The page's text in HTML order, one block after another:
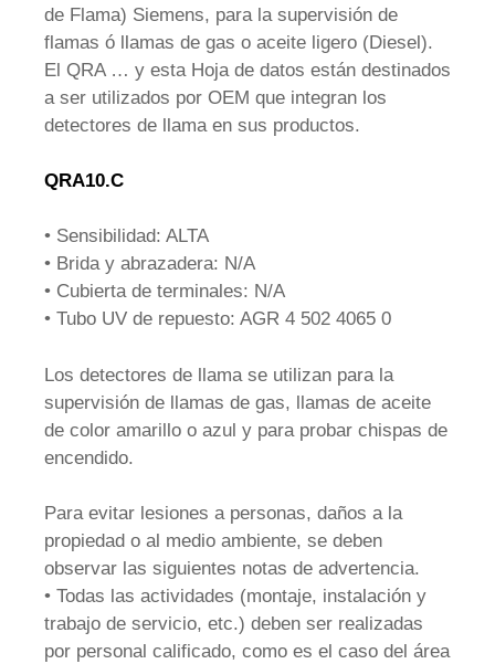
de Flama) Siemens, para la supervisión de
flamas ó llamas de gas o aceite ligero (Diesel).
El QRA … y esta Hoja de datos están destinados
a ser utilizados por OEM que integran los
detectores de llama en sus productos.
QRA10.C
• Sensibilidad: ALTA
• Brida y abrazadera: N/A
• Cubierta de terminales: N/A
• Tubo UV de repuesto: AGR 4 502 4065 0
Los detectores de llama se utilizan para la
supervisión de llamas de gas, llamas de aceite
de color amarillo o azul y para probar chispas de
encendido.
Para evitar lesiones a personas, daños a la
propiedad o al medio ambiente, se deben
observar las siguientes notas de advertencia.
• Todas las actividades (montaje, instalación y
trabajo de servicio, etc.) deben ser realizadas
por personal calificado, como es el caso del área